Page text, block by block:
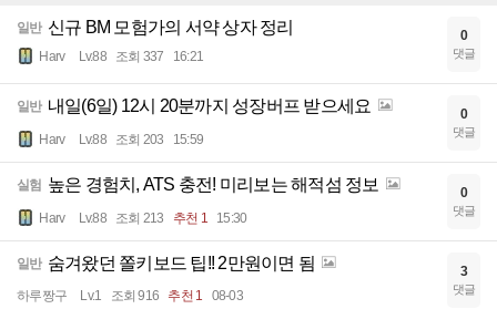
일반 신규 BM 모험가의 서약 상자 정리
Harv Lv.88 조회 337 16:21
0
댓글
일반 내일(6일) 12시 20분까지 성장버프 받으세요
Harv Lv.88 조회 203 15:59
0
댓글
실험 높은 경험치, ATS 충전! 미리보는 해적섬 정보
Harv Lv.88 조회 213 추천 1 15:30
0
댓글
일반 숨겨왔던 쫄키보드 팁!! 2만원이면 됨
하루짱구 Lv.1 조회 916 추천 1 08-03
3
댓글